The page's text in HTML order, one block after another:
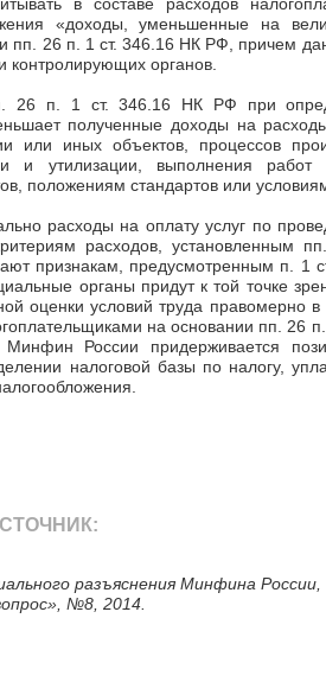
в составе расходов
«доходы, уменьшенные на
пп. 26 п. 1 ст. 346.16 НК РФ, причем
контролирующих органов.
26 п. 1 ст. 346.16 НК РФ при
полученные доходы на
или иных объектов, процессов
и утилизации, выполнения
положениям стандартов или
расходы на оплату услуг по
критериям расходов,
признакам, предусмотренным п. 1
органы придут к той точке
оценки условий труда правомерно
на основании пп. 26
России придерживается
налоговой базы по налогу,
разъяснения Минфина России,
№8, 2014.